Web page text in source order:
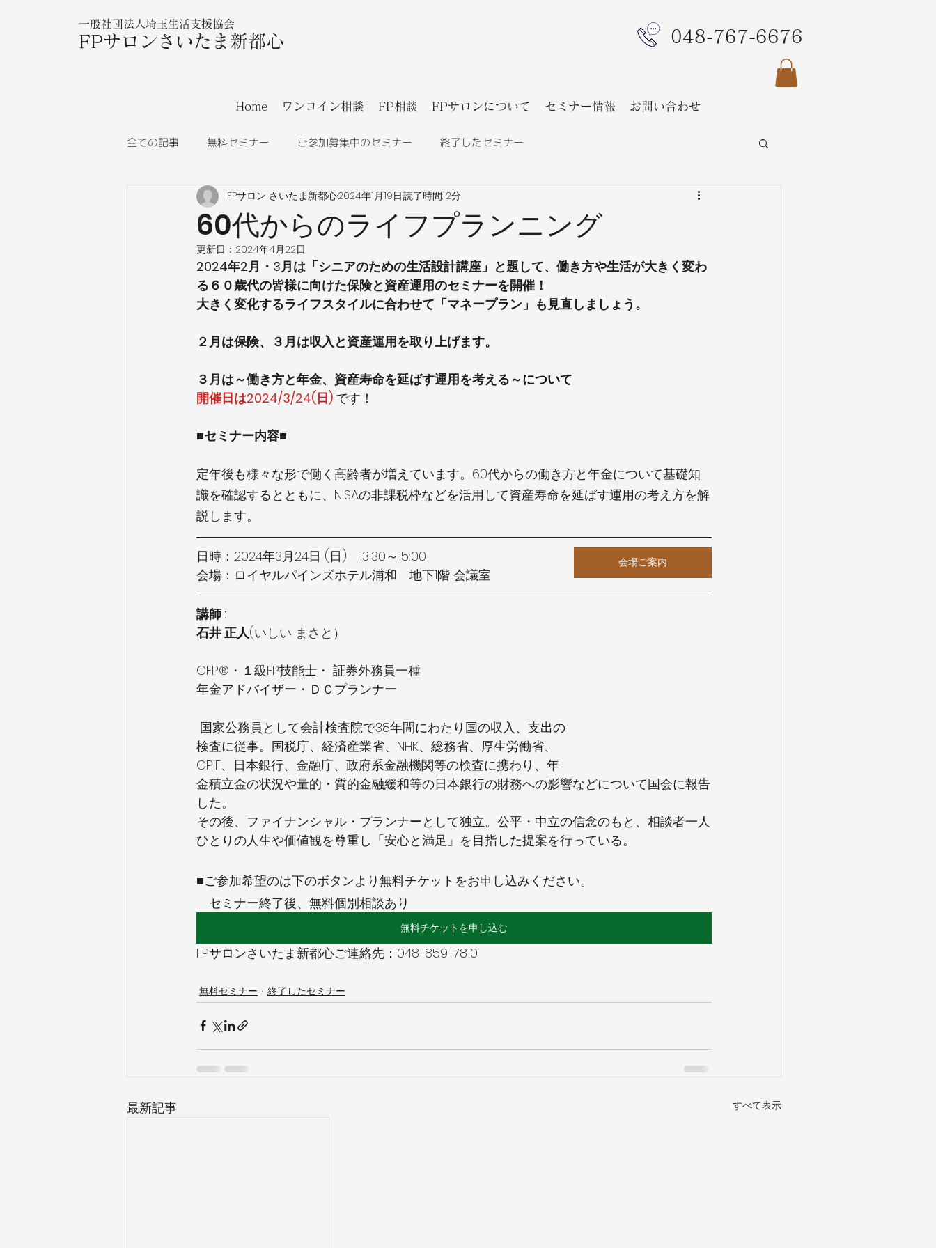
一般社団法人埼玉生活支援協会
FPサロンさいたま新都心 048-767-6676
Home ワンコイン相談 FP相談 FPサロンについて セミナー情報 お問い合わせ
全ての記事 無料セミナー ご参加募集中のセミナー 終了したセミナー
60代からのライフプランニング
FPサロン さいたま新都心2024年1月19日読了時間: 2分
更新日： 2024年4月22日
2024年2月・3月は「シニアのための生活設計講座」と題して、働き方や生活が大きく変わ
る６０歳代の皆様に向けた保険と資産運用のセミナーを開催！
大きく変化するライフスタイルに合わせて「マネープラン」も見直しましょう。
２月は保険、３月は収入と資産運用を取り上げます。
３月は～働き方と年金、資産寿命を延ばす運用を考える～について
開催日は2024/3/24(日) です！
■セミナー内容■
定年後も様々な形で働く高齢者が増えています。60代からの働き方と年金について基礎知
識を確認するとともに、NISAの非課税枠などを活用して資産寿命を延ばす運用の考え方を解
説します。
会場ご案内
日時：2024年3月24日 (日)　13:30～15:00
会場：ロイヤルパインズホテル浦和　地下1階 会議室
講師 :
石井 正人(いしい まさと）
CFP®・１級FP技能士・ 証券外務員一種
年金アドバイザー・ＤＣプランナー
検査に従事。国税庁、経済産業省、NHK、総務省、厚生労働省、
GPIF、日本銀行、金融庁、政府系金融機関等の検査に携わり、年
金積立金の状況や量的・質的金融緩和等の日本銀行の財務への影響などについて国会に報告
した。
その後、ファイナンシャル・プランナーとして独立。公平・中立の信念のもと、相談者一人
ひとりの人生や価値観を尊重し「安心と満足」を目指した提案を行っている。
■ご参加希望のは下のボタンより無料チケットをお申し込みください。
セミナー終了後、無料個別相談あり
無料チケットを申し込む
FPサロンさいたま新都心ご連絡先：048-859-7810
無料セミナー 終了したセミナー
最新記事 すべて表示